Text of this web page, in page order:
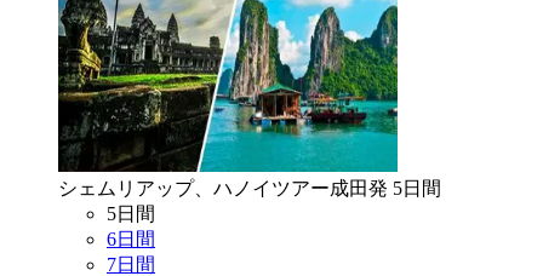
シェムリアップ、ハノイ ツアー成田発 5日間
5日間
6日間
7日間